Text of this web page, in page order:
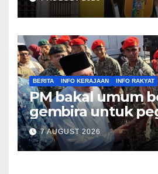
BERITA INFO KERAJAAN INFO RAKYAT
PM bakal umum
gembira untuk
PDRM pada
Merdeka
7 AUGUST 2026